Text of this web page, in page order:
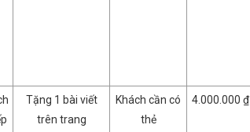
Tặng 1 bài viết
trên trang
Khách cần có
thẻ
4.000.000 ₫